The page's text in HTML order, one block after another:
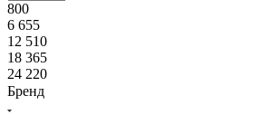
800
6 655
12 510
18 365
24 220
Бренд